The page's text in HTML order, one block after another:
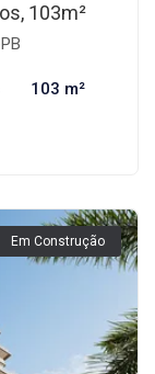
103m²
103 m²
Em Construção